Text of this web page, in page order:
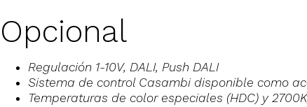
Opcional
Regulación 1-10V, DALI, Push DALI
Sistema de control Casambi disponible como
Temperaturas de color especiales (HDC) y